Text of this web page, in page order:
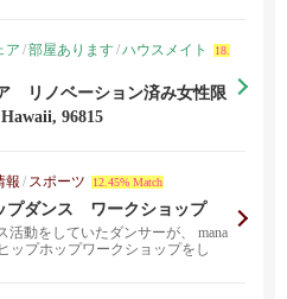
ア /部屋あります/ハウスメイト
18.
リノベーション済み女性限
ス！ユーティリティ込み
96815
報 / スポーツ 12.45% Match
プダンス ワークショップ
活動をしていたダンサーが、 mana
ップホップワークショップをし